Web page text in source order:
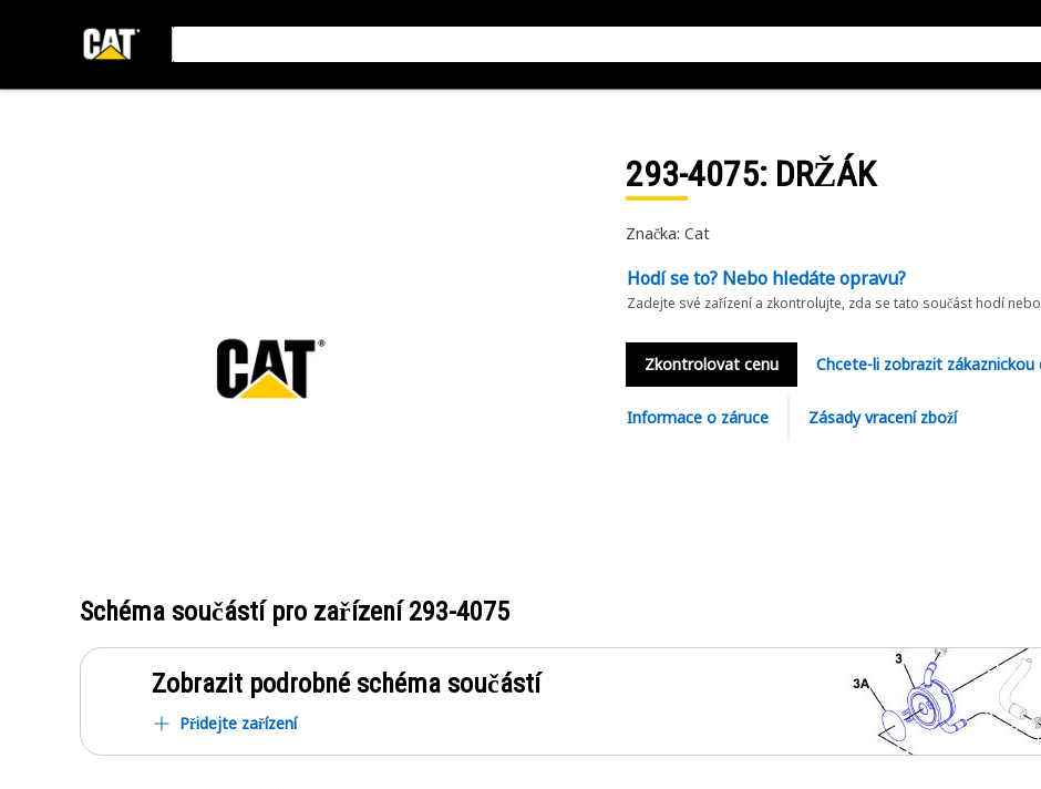
293-4075: DRŽÁK
Značka: Cat
Hodí se to? Nebo hledáte opravu?
Zadejte své zařízení a zkontrolujte, zda se tato součást hodí
Zkontrolovat cenu Chcete-li zobrazit
Informace o záruce Zásady vracení zboží
Schéma součástí pro zařízení293-4075
Zobrazit podrobné schéma součástí
Přidejte zařízení